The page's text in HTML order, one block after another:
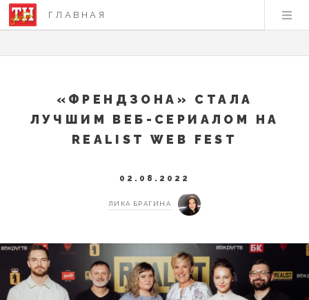
ГЛАВНАЯ
«ФРЕНДЗОНА» СТАЛА
ЛУЧШИМ ВЕБ-СЕРИАЛОМ НА
REALIST WEB FEST
02.08.2022
ЛИКА БРАГИНА